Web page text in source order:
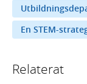
En STEM-
Relaterat